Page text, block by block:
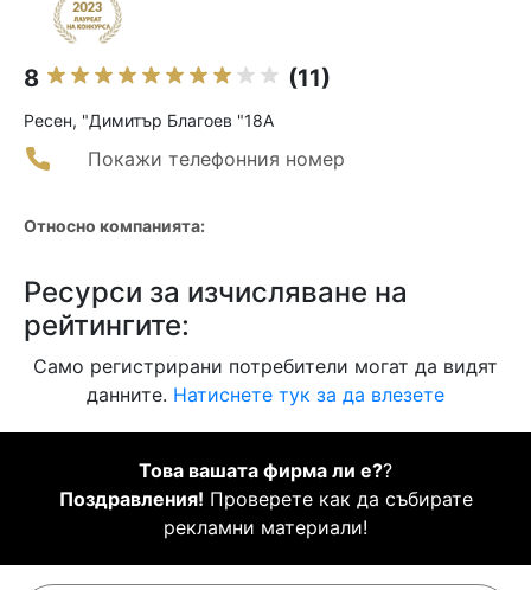
8 (11)
Ресен, "Димитър Благоев "18А
Покажи телефонния номер
Относно компанията:
Ресурси за изчисляване на
рейтингите:
Само регистрирани потребители могат да видят
данните. Натиснете тук за да влезете
Това вашата фирма ли е??
Поздравления! Проверете как да събирате
рекламни материали!